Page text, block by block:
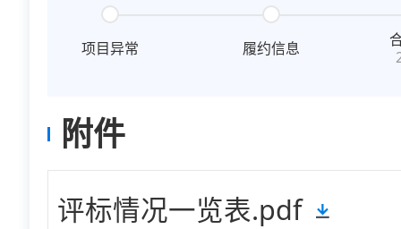
履约信息
项目异常
附件
评标情况一览表.pdf